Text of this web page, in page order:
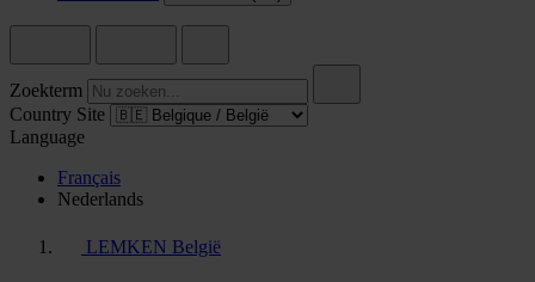
Zoekterm
Country Site
Language
Français
Nederlands
LEMKEN België